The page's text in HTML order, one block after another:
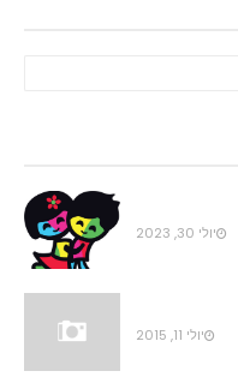
יולי 30, 2023
יולי 11, 2015